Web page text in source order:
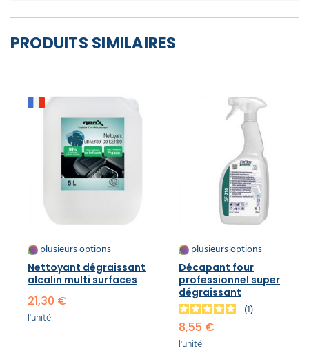
PRODUITS SIMILAIRES
plusieurs options
Nettoyant dégraissant
alcalin multi surfaces
21,30 €
l'unité
plusieurs options
Décapant four
professionnel super
dégraissant
1
8,55 €
l'unité